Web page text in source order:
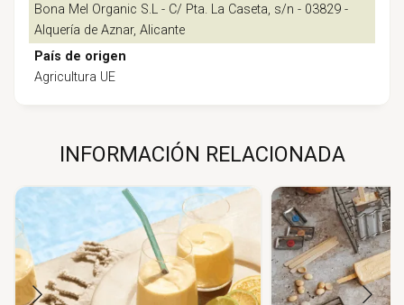
Bona Mel Organic S.L - C/ Pta. La Caseta, s/n - 03829 -
Alquería de Aznar, Alicante
País de origen
Agricultura UE
INFORMACIÓN RELACIONADA